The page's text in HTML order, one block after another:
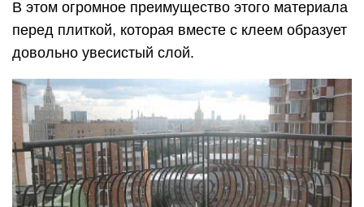
В этом огромное преимущество этого материала
перед плиткой, которая вместе с клеем образует
довольно увесистый слой.